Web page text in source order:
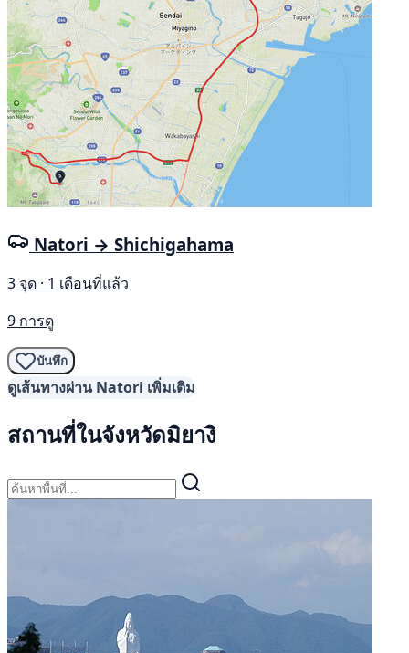
Natori → Shichigahama
3 จุด · 1 เดือนที่แล้ว
9 การดู
บันทึก
ดูเส้นทางผ่าน Natori เพิ่มเติม
สถานที่ในจังหวัดมิยางิ